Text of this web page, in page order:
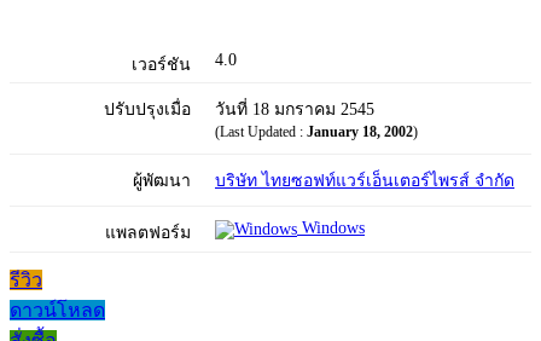
เวอร์ชัน 4.0
ปรับปรุงเมื่อ วันที่ 18 มกราคม 2545
(Last Updated : January 18, 2002)
ผู้พัฒนา บริษัท ไทยซอฟท์แวร์เอ็นเตอร์ไพรส์ จำกัด
แพลตฟอร์ม Windows
รีวิว
ดาวน์โหลด